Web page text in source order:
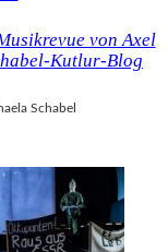
von Axel
Kutlur-Blog
Schabel